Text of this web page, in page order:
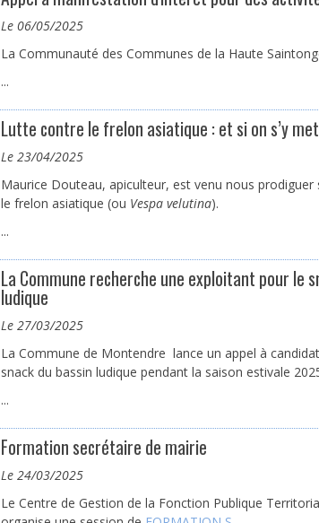
le 06/05/2025
La Communauté des Communes de la Haute
...
Lutte contre le frelon asiatique : et si on s’y
le 23/04/2025
Maurice Douteau, apiculteur, est venu nous
le frelon asiatique (ou Vespa velutina).
...
La Commune recherche une exploitant pour le
ludique
le 27/03/2025
La Commune de Montendre lance un appel à
snack du bassin ludique pendant la saison estivale
...
Formation secrétaire de mairie
le 24/03/2025
Le Centre de Gestion de la Fonction Publique